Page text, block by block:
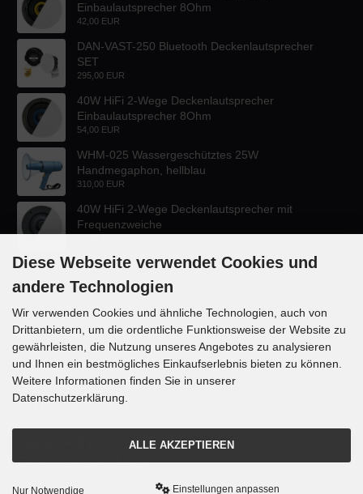
Einbaulautsprecher 8Ohm
42,00 EUR
DAN-VAST-250 Bluetooth Deckenlautsprecher
SET
295,00 EUR
40W HiFi 2-Wege Deckenlautsprecher
Einbaulautsprecher 8Ohm
54,00 EUR
WHM-025 Wassergeschütztes 25W
Handmegaphon, hellblau
310,00 EUR
40W HiFi 2-Wege Deckenlautsprecher mit
Frequenzweiche
KONTAKT
Lautsprecher-OnlineShop.de
Rübekampstr. 35
46117 Oberhausen
Telefon +49 (0) 208 / 874188
Email info@danyluk.de
Diese Webseite verwendet Cookies und
andere Technologien
Wir verwenden Cookies und ähnliche Technologien, auch von
Drittanbietern, um die ordentliche Funktionsweise der Website zu
gewährleisten, die Nutzung unseres Angebotes zu analysieren
und Ihnen ein bestmögliches Einkaufserlebnis bieten zu können.
Weitere Informationen finden Sie in unserer
Datenschutzerklärung.
ALLE AKZEPTIEREN
Nur Notwendige Einstellungen anpassen